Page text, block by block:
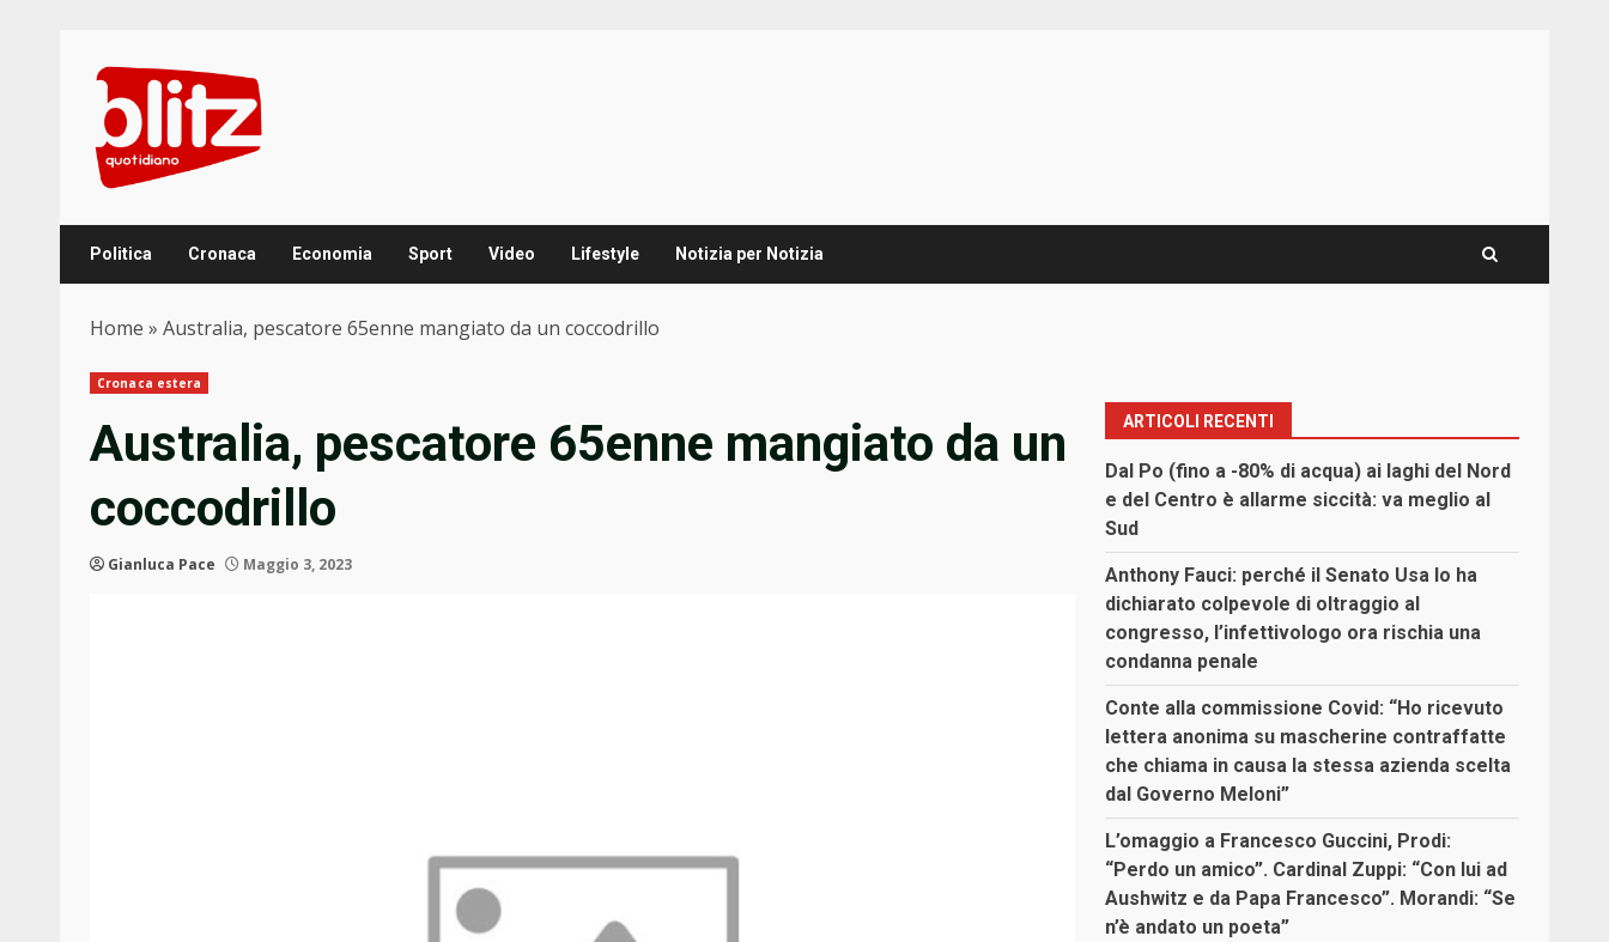
content
Politica Cronaca Economia Sport Video Lifestyle Notizia per Notizia
Home » Australia, pescatore 65enne mangiato da un coccodrillo
Cronaca estera
Australia, pescatore 65enne mangiato da un
coccodrillo
Gianluca Pace Maggio 3, 2023
ARTICOLI RECENTI
Dal Po (fino a -80% di acqua) ai laghi del Nord
e del Centro è allarme siccità: va meglio al
Sud
Anthony Fauci: perché il Senato Usa lo ha
dichiarato colpevole di oltraggio al
congresso, l’infettivologo ora rischia una
condanna penale
Conte alla commissione Covid: “Ho ricevuto
lettera anonima su mascherine contraffatte
che chiama in causa la stessa azienda scelta
dal Governo Meloni”
L’omaggio a Francesco Guccini, Prodi:
“Perdo un amico”. Cardinal Zuppi: “Con lui ad
Aushwitz e da Papa Francesco”. Morandi: “Se
n’è andato un poeta”